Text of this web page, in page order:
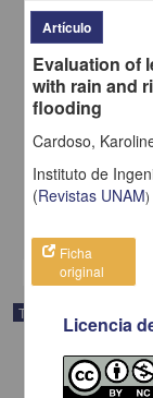
Una propuesta de
Castañeda Luna,
2025
Ingenierías
Trabajo de grado
Artículo
Evaluation of
with rain and
flooding
Instituto de
(Revistas UNAM)
Ficha
original
Licencia